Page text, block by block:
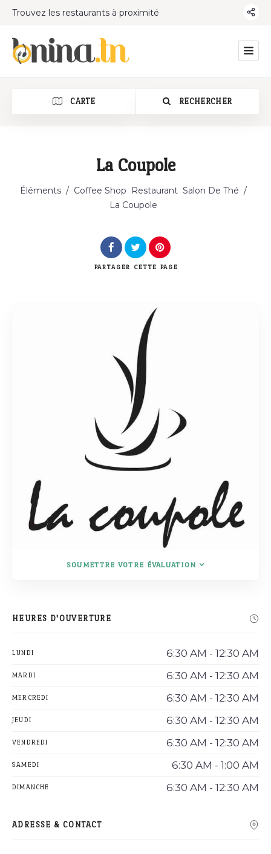
Trouvez les restaurants à proximité
CARTE RECHERCHER
Catégorie
La Coupole
Éléments / Coffee Shop Restaurant Salon De Thé /
La Coupole
PARTAGER CETTE PAGE
SOUMETTRE VOTRE ÉVALUATION
HEURES D'OUVERTURE
LUNDI 6:30 AM - 12:30 AM
MARDI 6:30 AM - 12:30 AM
MERCREDI 6:30 AM - 12:30 AM
JEUDI 6:30 AM - 12:30 AM
VENDREDI 6:30 AM - 12:30 AM
SAMEDI 6:30 AM - 1:00 AM
DIMANCHE 6:30 AM - 12:30 AM
ADRESSE & CONTACT